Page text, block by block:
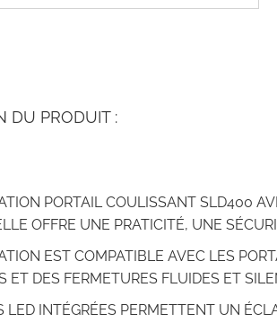
DU PRODUIT :
PORTAIL COULISSANT SLD400
OFFRE UNE PRATICITÉ, UNE
EST COMPATIBLE AVEC LES
ET DES FERMETURES FLUIDES ET
LED INTÉGRÉES PERMETTENT UN